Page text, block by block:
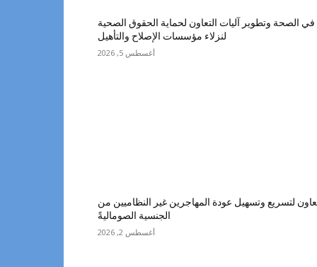
الصحة وتطوير آليات التعاون لحماية الحقوق الصحية
لنزلاء مؤسسات الإصلاح والتأهيل
أغسطس 5, 2026
لتسريع وتسهيل عودة المهاجرين غير النظاميين من
الجنسية الصوماليةً
أغسطس 2, 2026